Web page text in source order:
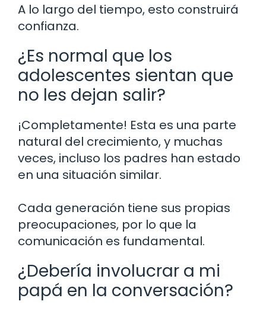
A lo largo del tiempo, esto construirá
confianza.
¿Es normal que los
adolescentes sientan que
no les dejan salir?
¡Completamente! Esta es una parte
natural del crecimiento, y muchas
veces, incluso los padres han estado
en una situación similar.
Cada generación tiene sus propias
preocupaciones, por lo que la
comunicación es fundamental.
¿Debería involucrar a mi
papá en la conversación?